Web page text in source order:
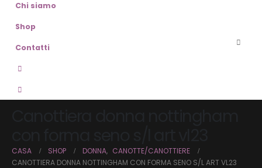
Chi siamo
Shop
Contatti
CASA SHOP DONNA, CANOTTE/CANOTTIERE
CANOTTIERA DONNA NOTTINGHAM CON FORMA SENO S/L ART VL23